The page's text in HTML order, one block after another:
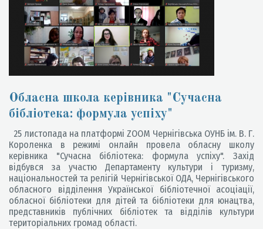
Обласна школа керівника "Сучасна
бібліотека: формула успіху"
25 листопада на платформі ZOOM Чернігівська ОУНБ ім. В. Г.
Короленка в режимі онлайн провела обласну школу
керівника "Сучасна бібліотека: формула успіху". Захід
відбувся за участю Департаменту культури і туризму,
національностей та релігій Чернігівської ОДА, Чернігівського
обласного відділення Української бібліотечної асоціації,
обласної бібліотеки для дітей та бібліотеки для юнацтва,
представників публічних бібліотек та відділів культури
територіальних громад області.